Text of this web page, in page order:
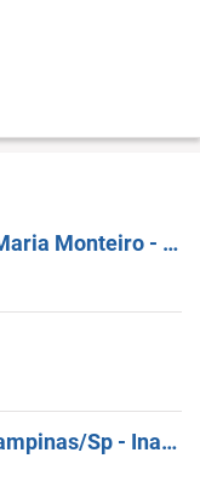
Personal Trainer (18H Às 22H) - Maria Monteiro - Campinas / SP
Professor (A) De Musculação - Campinas/Sp - Inauguração (HORÁRIO 18H00 Ás 22H00))